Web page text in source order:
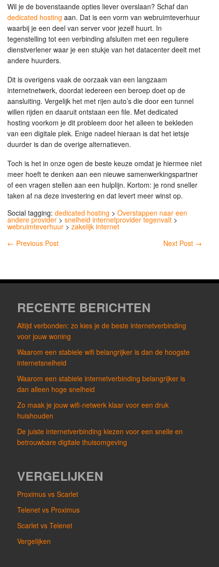
Wil je de bovenstaande opties liever overslaan? Schaf dan
dedicated hosting aan. Dat is een vorm van webruimteverhuur
waarbij je een deel van server voor jezelf huurt. In
tegenstelling tot een verbinding afsluiten met een reguliere
dienstverlener waar je een stukje van het datacenter deelt met
andere huurders.
Dit is overigens vaak de oorzaak van een langzaam
internetnetwerk, doordat iedereen een beroep doet op de
aansluiting. Vergelijk het met rijen auto’s die door een tunnel
willen rijden en daaruit ontstaan een file. Met dedicated
hosting voorkom je dit probleem door het alleen te bekleden
van een digitale plek. Enige nadeel hieraan is dat het ietsje
duurder is dan de overige alternatieven.
Toch is het in onze ogen de beste keuze omdat je hiermee niet
meer hoeft te denken aan een nieuwe samenwerkingspartner
of een vragen stellen aan een hulplijn. Kortom: je rond sneller
taken af na deze investering en dat levert meer winst op.
Social tagging: dedicated hosting > Overstappen naar een
andere provider > snelheid internetprovider tegenvalt >
webruimteverhuur > zakelijk internet
← Previous Post Next Post →
RECENTE BERICHTEN
Altijd verbonden: zo kies je de beste internetverbinding
voor jouw woning
Waarom een stabiele wifi belangrijker is dan de hoogste
internetsnelheid
Waarom een stabiele internetverbinding belangrijker is
dan alleen hoge snelheid
Zo maak je jouw wifi-netwerk klaar voor een druk
huishouden
De juiste internetverbinding kiezen voor een snelle en
betrouwbare digitale thuisomgeving
VERGELIJKEN
Proximus vs Scarlet
Telenet vs Proximus
Scarlet vs Telenet
Vergelijken